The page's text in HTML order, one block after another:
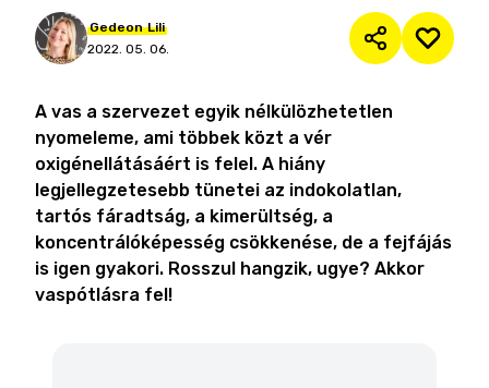
Gedeon Lili
2022. 05. 06.
A vas a szervezet egyik nélkülözhetetlen
nyomeleme, ami többek közt a vér
oxigénellátásáért is felel. A hiány
legjellegzetesebb tünetei az indokolatlan,
tartós fáradtság, a kimerültség, a
koncentrálóképesség csökkenése, de a fejfájás
is igen gyakori. Rosszul hangzik, ugye? Akkor
vaspótlásra fel!